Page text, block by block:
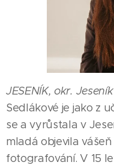
JESENÍK, okr. Jeseník
Sedlákové je jako z
se a vyrůstala v
mladá objevila
fotografování. V 15